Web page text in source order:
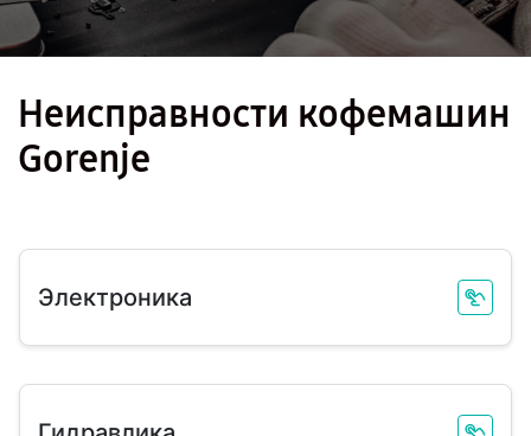
Неисправности кофемашин
Gorenje
Электроника